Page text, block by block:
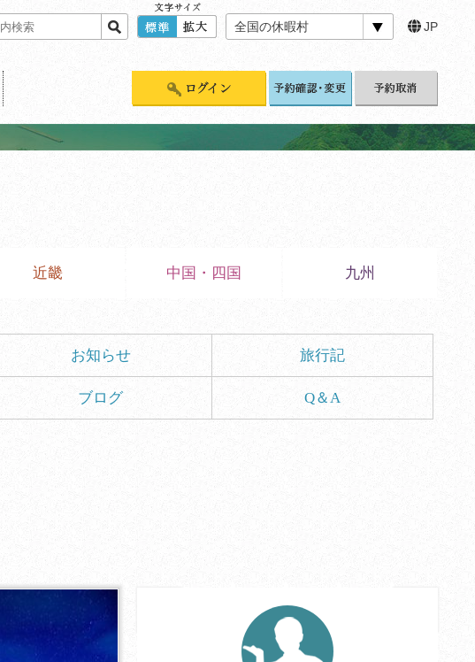
全国の休暇村 JP
近畿 中国・四国 九州
お知らせ 旅行記
ブログ Q＆A